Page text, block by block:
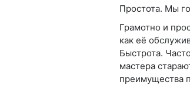
Простота. Мы
Грамотно и
как её
Быстрота.
мастера
преимущества